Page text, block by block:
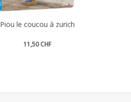
Piou le coucou à zurich
11,50 CHF